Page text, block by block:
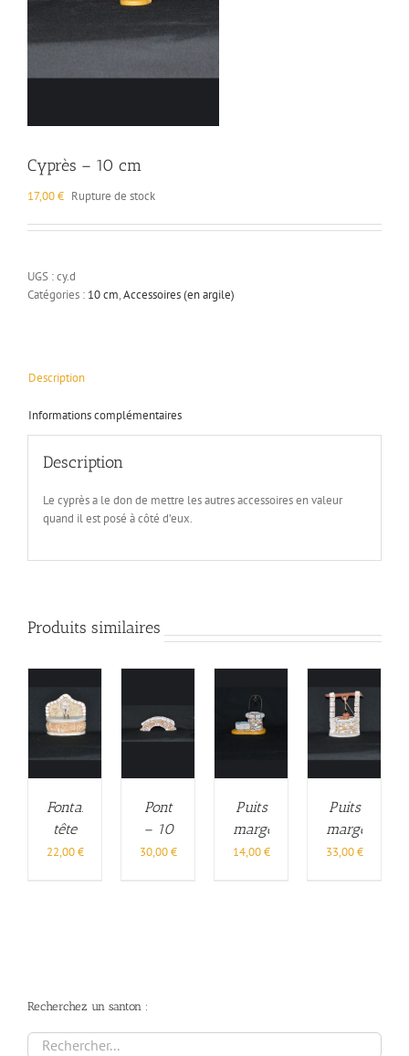
Cyprès – 10 cm
17,00€ Rupture de stock
UGS :cy.d
Catégories : 10 cm,Accessoires (en argile)
Description
Informations complémentaires
Description
Le cyprès a le don de mettre les autres accessoires en valeur
quand il est posé à côté d’eux.
Produits similaires
Fontaine
tête
– 10
22,00€
Pont
– 10
cm
30,00€
Puits
margelle
– 6
14,00€
Puits
margelle
– 10
33,00€
Recherchez un santon :